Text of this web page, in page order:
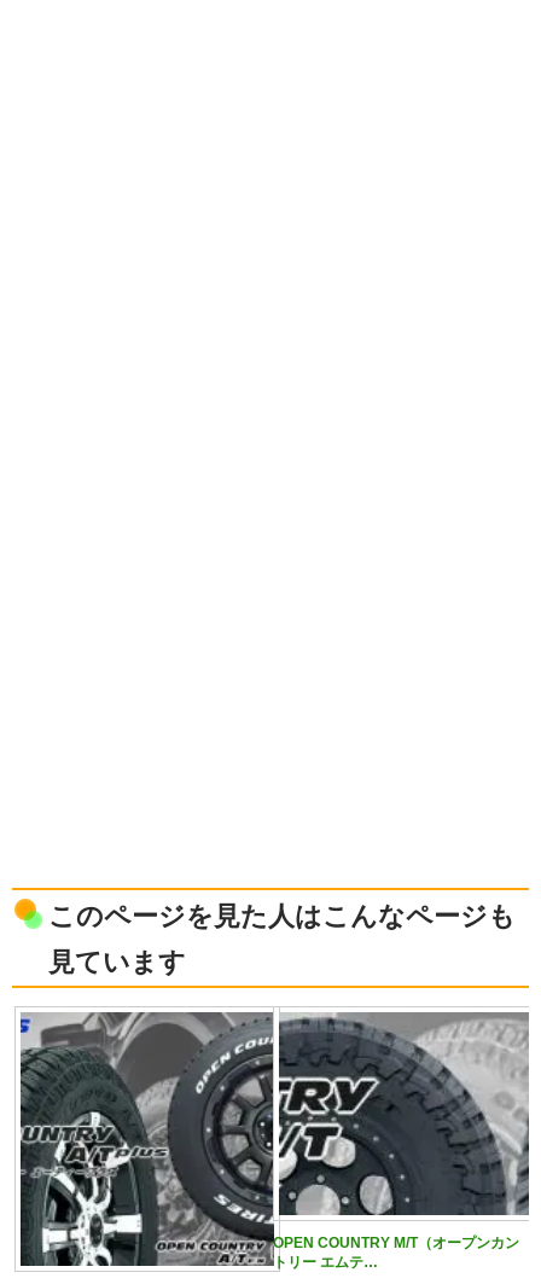
このページを見た人はこんなページも
見ています
OPEN COUNTRY M/T（オープンカン
トリー エムテ…